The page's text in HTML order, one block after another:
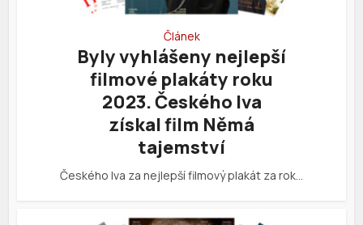
Článek
Byly vyhlášeny nejlepší
filmové plakáty roku
2023. Českého lva
získal film Němá
tajemství
Českého lva za nejlepší filmový plakát za rok…